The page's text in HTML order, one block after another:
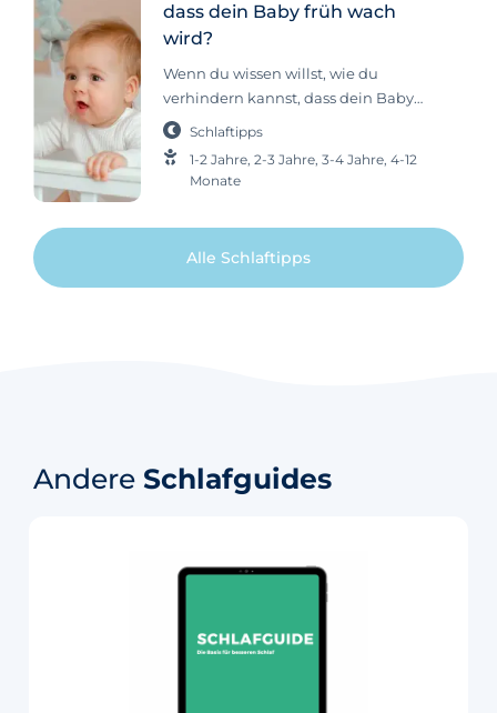
Alle Schlaftipps
dass dein Baby früh wach
wird?
Wenn du wissen willst, wie du
verhindern kannst, dass dein Baby
oder Kleinkind früh aufwacht, wird
dieser Artikel für dich interessant sein.
Frühes Aufwachen bedeutet 04:00
Kleinkind später ins Bett bringen
müssen, um das frühe Aufwachen zu
erfährst du: Wie früh ist zu früh für ein
Baby? Wir werden oft gefragt, wann es
aber es gibt keine richtige Antwort. Es
kommt auf das Alter deines Babys an
beginnen und beenden möchtest.
Babys und Kleinkinder, die älter als 6
Schlaftipps
1-2 Jahre, 2-3 Jahre, 3-4 Jahre, 4-12
Monate
Andere Schlafguides